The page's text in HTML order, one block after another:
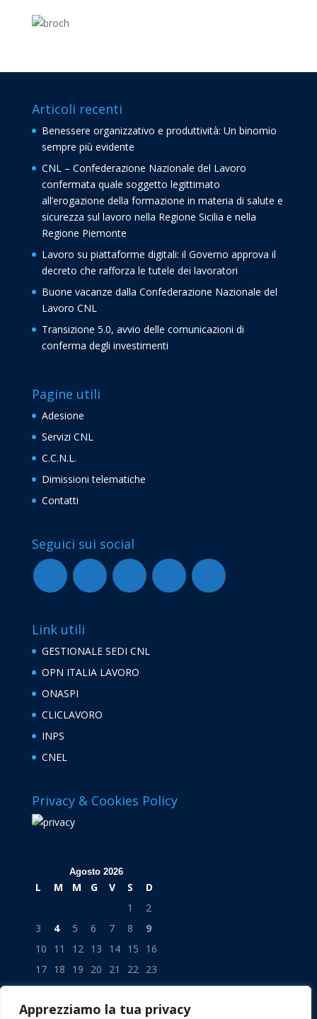
Apprezziamo la tua privacy
Articoli recenti
Benessere organizzativo e produttività: Un binomio
sempre più evidente
CNL – Confederazione Nazionale del Lavoro
confermata quale soggetto legittimato
all’erogazione della formazione in materia di salute e
sicurezza sul lavoro nella Regione Sicilia e nella
Regione Piemonte
Lavoro su piattaforme digitali: il Governo approva il
decreto che rafforza le tutele dei lavoratori
Buone vacanze dalla Confederazione Nazionale del
Lavoro CNL
Transizione 5.0, avvio delle comunicazioni di
conferma degli investimenti
Pagine utili
Adesione
Servizi CNL
C.C.N.L.
Dimissioni telematiche
Contatti
Seguici sui social
Link utili
GESTIONALE SEDI CNL
OPN ITALIA LAVORO
ONASPI
CLICLAVORO
INPS
CNEL
Privacy & Cookies Policy
Agosto 2026
L M M G V S
D
1
2
3
4 5 6 7 8
9
10
11 12 13 14 15
16
17 18 19 20 21 22 23
24 25 26 27 28 29 30
31